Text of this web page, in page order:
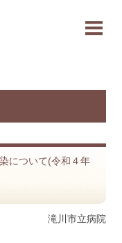
について(令和４年
滝川市立病院